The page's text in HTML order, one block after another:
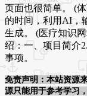
页面也很简单。 (
的时间，利用AI，
生成。 (医疗知识
绍：一、项目简介
事项。
免责声明：本站资源
源只能用于参考学习